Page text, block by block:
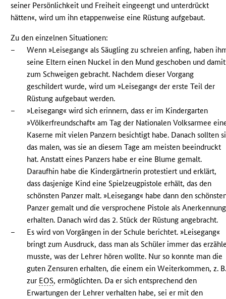
seiner Persönlichkeit und Freiheit eingeengt und unterdrückt
hätten«, wird um ihn etappenweise eine Rüstung aufgebaut.
Zu den einzelnen Situationen:
–
Wenn »Leisegang« als Säugling zu schreien anfing, haben
seine Eltern einen Nuckel in den Mund geschoben und damit
zum Schweigen gebracht. Nachdem dieser Vorgang
geschildert wurde, wird um »Leisegang« der erste Teil der
Rüstung aufgebaut werden.
–
»Leisegang« wird sich erinnern, dass er im Kindergarten
»Völkerfreundschaft« am Tag der Nationalen Volksarmee
Kaserne mit vielen Panzern besichtigt habe. Danach sollten
das malen, was sie an diesem Tage am meisten beeindruckt
hat. Anstatt eines Panzers habe er eine Blume gemalt.
Daraufhin habe die Kindergärtnerin protestiert und erklärt,
dass dasjenige Kind eine Spielzeugpistole erhält, das den
schönsten Panzer malt. »Leisegang« habe dann den
Panzer gemalt und die versprochene Pistole als Anerkennung
erhalten. Danach wird das 2. Stück der Rüstung angebracht.
–
Es wird von Vorgängen in der Schule berichtet. »Leisegang«
bringt zum Ausdruck, dass man als Schüler immer das
musste, was der Lehrer hören wollte. Nur so konnte man die
guten Zensuren erhalten, die einem ein Weiterkommen, z.
zur EOS, ermöglichten. Da er sich entsprechend den
Erwartungen der Lehrer verhalten habe, sei er mit den